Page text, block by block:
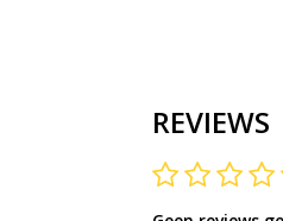
REVIEWS